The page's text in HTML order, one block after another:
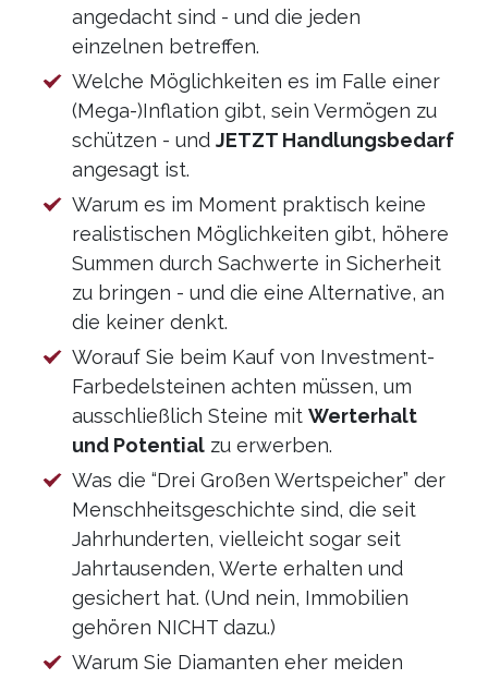
angedacht sind - und die jeden
einzelnen betreffen.
Welche Möglichkeiten es im Falle einer
(Mega-)Inflation gibt, sein Vermögen zu
schützen - und JETZT Handlungsbedarf
angesagt ist.
Warum es im Moment praktisch keine
realistischen Möglichkeiten gibt, höhere
Summen durch Sachwerte in Sicherheit
zu bringen - und die eine Alternative, an
die keiner denkt.
Worauf Sie beim Kauf von Investment-
Farbedelsteinen achten müssen, um
ausschließlich Steine mit Werterhalt
und Potential zu erwerben.
Was die “Drei Großen Wertspeicher” der
Menschheitsgeschichte sind, die seit
Jahrhunderten, vielleicht sogar seit
Jahrtausenden, Werte erhalten und
gesichert hat. (Und nein, Immobilien
gehören NICHT dazu.)
Warum Sie Diamanten eher meiden